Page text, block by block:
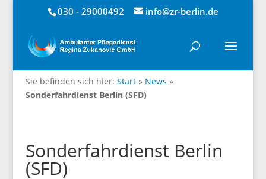
030 - 29000492 info@zr-berlin.de
Sie befinden sich hier: Start» News »
Sonderfahrdienst Berlin (SFD)
Sonderfahrdienst Berlin
(SFD)